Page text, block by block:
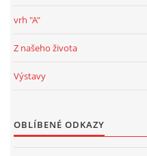
vrh "A"
Z našeho života
Výstavy
OBLÍBENÉ ODKAZY